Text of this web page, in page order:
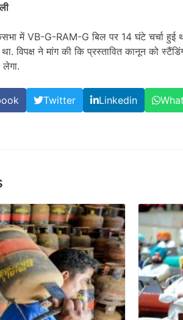
में VB-G-RAM-G बिल पर 14 घंटे चर्चा हुई
विपक्ष ने मांग की कि प्रस्तावित कानून को
Twitter Linkedin